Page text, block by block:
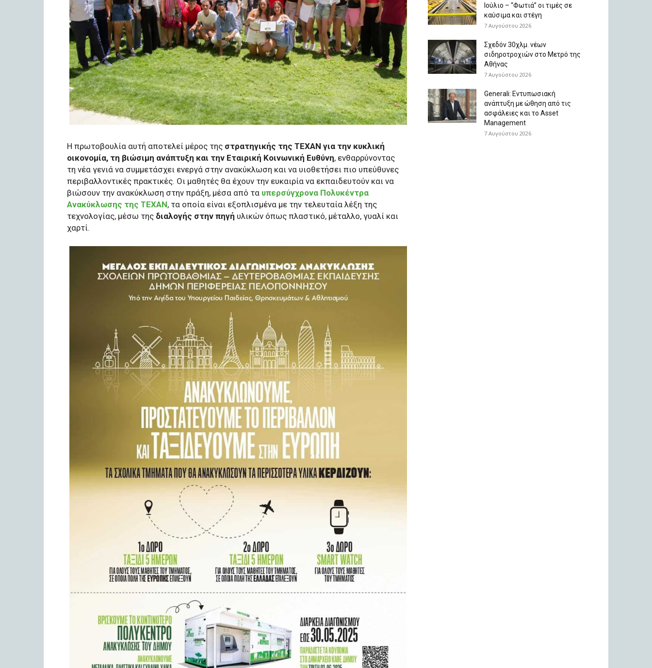
Η πρωτοβουλία αυτή αποτελεί μέρος της στρατηγικής της ΤΕΧΑΝ για την κυκλική
οικονομία, τη βιώσιμη ανάπτυξη και την Εταιρική Κοινωνική Ευθύνη, ενθαρρύνοντας
τη νέα γενιά να συμμετάσχει ενεργά στην ανακύκλωση και να υιοθετήσει πιο υπεύθυνες
περιβαλλοντικές πρακτικές. Οι μαθητές θα έχουν την ευκαιρία να εκπαιδευτούν και να
βιώσουν την ανακύκλωση στην πράξη, μέσα από τα υπερσύγχρονα Πολυκέντρα
Ανακύκλωσης της ΤΕΧΑΝ, τα οποία είναι εξοπλισμένα με την τελευταία λέξη της
τεχνολογίας, μέσω της διαλογής στην πηγή υλικών όπως πλαστικό, μέταλλο, γυαλί και
χαρτί.
Ιούλιο – “Φωτιά” οι τιμές σε
καύσιμα και στέγη
7 Αυγούστου 2026
Σχεδόν 30χλμ. νέων
σιδηροτροχιών στο Μετρό της
Αθήνας
7 Αυγούστου 2026
Generali: Eντυπωσιακή
ανάπτυξη με ώθηση από τις
ασφάλειες και το Asset
Management
7 Αυγούστου 2026